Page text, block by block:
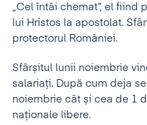
„Cel întâi chemat”, el fiind
lui Hristos la apostolat.
protectorul României.
Sfârșitul lunii noiembrie
salariați. După cum deja
noiembrie cât și cea de 1
naționale libere.